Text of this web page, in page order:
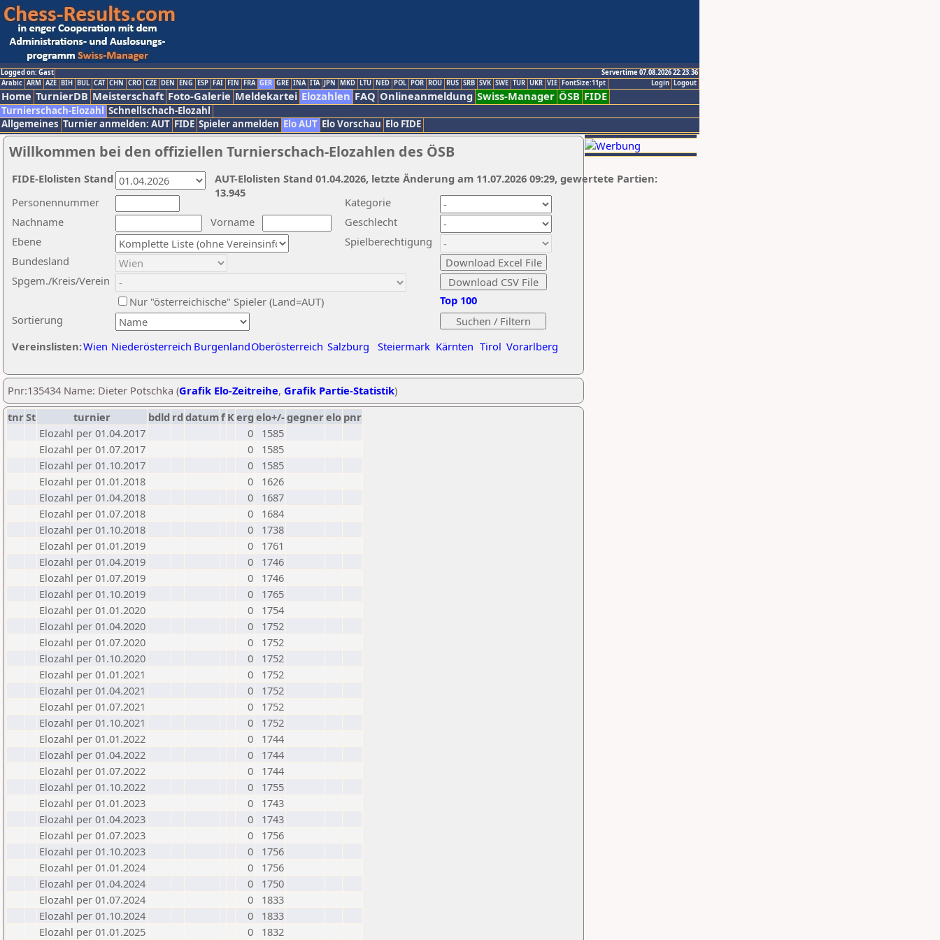
Logged on: Gast
Servertime 07.08.2026 22:23:36
Logout
Login
Arabic ARM AZE BIH BUL CAT CHN CRO CZE DEN ENG ESP FAI FIN FRA GER GRE INA ITA JPN MKD LTU NED POL POR ROU RUS SRB SVK SWE TUR UKR VIE FontSize:11pt
Home TurnierDB Meisterschaft Foto-Galerie Meldekartei Elozahlen FAQ Onlineanmeldung Swiss-Manager ÖSB FIDE
Turnierschach-Elozahl Schnellschach-Elozahl
Allgemeines Turnier anmelden: AUT FIDE Spieler anmelden Elo AUT Elo Vorschau Elo FIDE
Willkommen bei den offiziellen Turnierschach-Elozahlen des ÖSB
Nachname
Vorname
Ebene
Kategorie
Sortierung
Personennummer
Bundesland
Spgem./Kreis/Verein
Geschlecht
Nur "österreichische" Spieler (Land=AUT)
Spielberechtigung
Vereinslisten:Wien Niederösterreich BurgenlandOberösterreich Salzburg Steiermark Kärnten Tirol Vorarlberg
Top 100
AUT-Elolisten Stand 01.04.2026, letzte Änderung am 11.07.2026 09:29, gewertete Partien:
13.945
FIDE-Elolisten Stand
Pnr:135434 Name: Dieter Potschka (Grafik Elo-Zeitreihe, Grafik Partie-Statistik)
tnrSt turnier bdld rd datumf Kerg elo+/-gegnerelo pnr
Elozahl per 01.04.2017
0
1585
Elozahl per 01.07.2017
0
1585
Elozahl per 01.10.2017
0
1585
Elozahl per 01.01.2018
0
1626
Elozahl per 01.04.2018
0
1687
Elozahl per 01.07.2018
0
1684
Elozahl per 01.10.2018
0
1738
Elozahl per 01.01.2019
0
1761
Elozahl per 01.04.2019
0
1746
Elozahl per 01.07.2019
0
1746
Elozahl per 01.10.2019
0
1765
Elozahl per 01.01.2020
0
1754
Elozahl per 01.04.2020
0
1752
Elozahl per 01.07.2020
0
1752
Elozahl per 01.10.2020
0
1752
Elozahl per 01.01.2021
0
1752
Elozahl per 01.04.2021
0
1752
Elozahl per 01.07.2021
0
1752
Elozahl per 01.10.2021
0
1752
Elozahl per 01.01.2022
0
1744
Elozahl per 01.04.2022
0
1744
Elozahl per 01.07.2022
0
1744
Elozahl per 01.10.2022
0
1755
Elozahl per 01.01.2023
0
1743
Elozahl per 01.04.2023
0
1743
Elozahl per 01.07.2023
0
1756
Elozahl per 01.10.2023
0
1756
Elozahl per 01.01.2024
0
1756
Elozahl per 01.04.2024
0
1750
Elozahl per 01.07.2024
0
1833
Elozahl per 01.10.2024
0
1833
Elozahl per 01.01.2025
0 1832